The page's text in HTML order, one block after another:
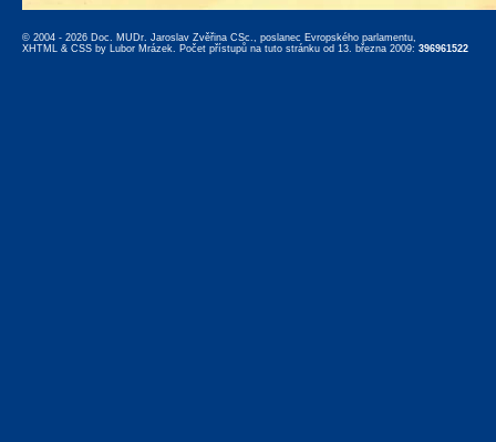
© 2004 - 2026 Doc. MUDr. Jaroslav Zvěřina CSc., poslanec Evropského parlamentu,
XHTML & CSS by Lubor Mrázek. Počet přístupů na tuto stránku od 13. března 2009: 396961522